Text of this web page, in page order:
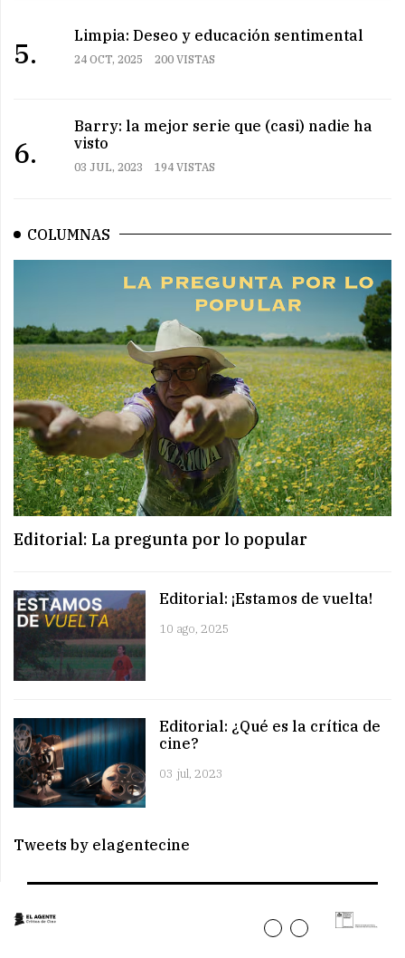
5.
Limpia: Deseo y educación sentimental
24 OCT, 2025 200 VISTAS
6.
Barry: la mejor serie que (casi) nadie ha
visto
03 JUL, 2023 194 VISTAS
COLUMNAS
Editorial: La pregunta por lo popular
Editorial: ¡Estamos de vuelta!
10 ago, 2025
Editorial: ¿Qué es la crítica de
cine?
03 jul, 2023
Tweets by elagentecine